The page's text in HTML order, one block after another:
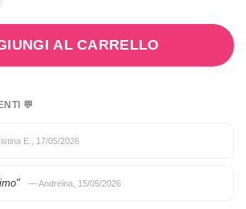
AL CARRELLO
💬
E., 17/05/2026
— Andreina, 15/05/2026